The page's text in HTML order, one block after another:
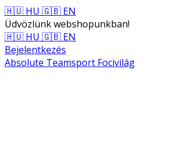
🇭🇺 HU 🇬🇧 EN
Üdvözlünk webshopunkban!
🇭🇺 HU 🇬🇧 EN
Bejelentkezés
Absolute Teamsport Focivilág